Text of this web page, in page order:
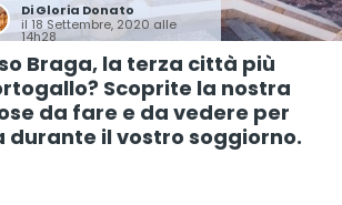
DiGloria Donato
il 18 Settembre, 2020 alle
14h28
Braga, la terza città più
Scoprite la nostra
da fare e da vedere per
durante il vostro soggiorno.